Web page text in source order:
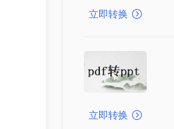
立即转换
立即转换